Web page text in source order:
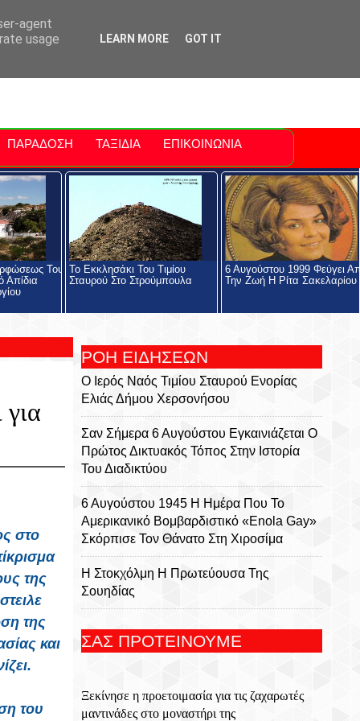
Polis
ΠΑΡΑΔΟΣΗ ΤΑΞΙΔΙΑ ΕΠΙΚΟΙΝΩΝΙΑ
Του
Απίδια
Το Εκκλησάκι Του Τιμίου
Σταυρού Στο Στρούμπουλα
6 Αυγούστου 1999 Φεύγει
Την Ζωή Η Ρίτα Σακελαρίου
στο
της
της
και
του
ΡΟΗ ΕΙΔΗΣΕΩΝ
Ο Ιερός Ναός Τιμίου Σταυρού Ενορίας
Ελιάς Δήμου Χερσονήσου
Σαν Σήμερα 6 Αυγούστου Εγκαινιάζεται Ο
Πρώτος Δικτυακός Τόπος Στην Ιστορία
Του Διαδικτύου
6 Αυγούστου 1945 Η Ημέρα Που Το
Αμερικανικό Βομβαρδιστικό «Enola Gay»
Σκόρπισε Τον Θάνατο Στη Χιροσίμα
Η Στοκχόλμη Η Πρωτεύουσα Της
Σουηδίας
Στο Χωριό Απίδια Σητείας - Του Γεωργίου
Το Εκκλησάκι Του Τιμίου Σταυρού Στο
Στρούμπουλα
ΣΑΣ ΠΡΟΤΕΙΝΟΥΜΕ
Ξεκίνησε η προετοιμασία για τις ζαχαρωτές
μαντινάδες στο μοναστήρι της
agent
usage
LEARN MORE GOT IT